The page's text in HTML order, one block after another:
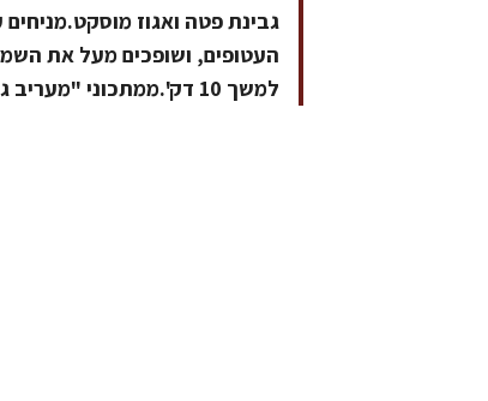
גבינת פטה ואגוז
העטופים, ושופכים מעל את
למשך 10 דק'.ממתכוני "מעריב גורמה קיץ 2006"